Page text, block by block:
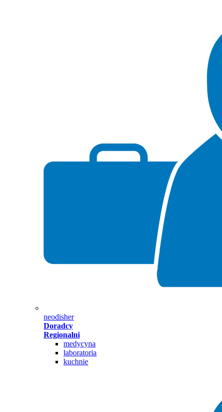
neodisher
Doradcy
Regionalni
medycyna
laboratoria
kuchnie